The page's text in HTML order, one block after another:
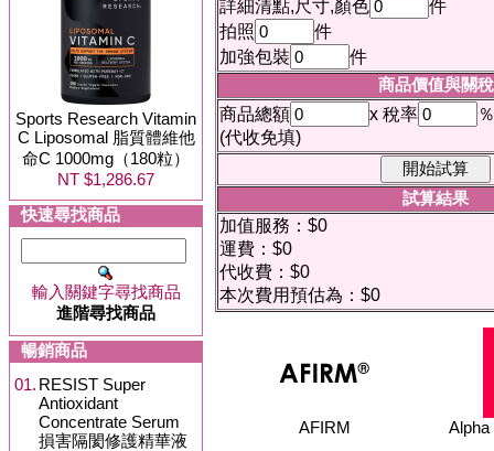
Sports Research Vitamin
C Liposomal 脂質體維他
命C 1000mg（180粒）
NT $1,286.67
快速尋找商品
輸入關鍵字尋找商品
進階尋找商品
暢銷商品
01. RESIST Super
Antioxidant
Concentrate Serum
損害隔閡修護精華液
詳細清點,尺寸,顏色
件
拍照
件
加強包裝
件
商品價值與關稅
商品總額
x 稅率
％
(代收免填)
試算結果
加值服務：$0
運費：$0
代收費：$0
本次費用預估為：$0
AFIRM